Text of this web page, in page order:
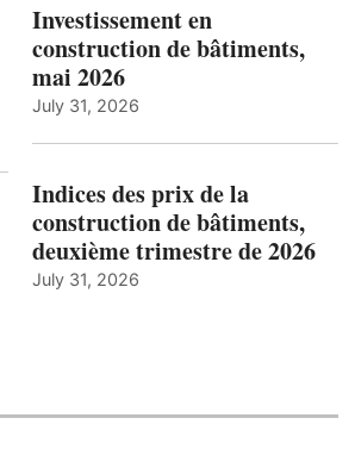
Investissement en
construction de bâtiments,
mai 2026
July 31, 2026
Indices des prix de la
construction de bâtiments,
deuxième trimestre de 2026
July 31, 2026